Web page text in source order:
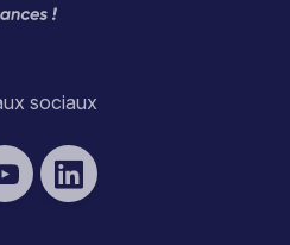
sociaux